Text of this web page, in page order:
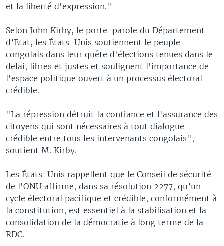
et la liberté d'expression."
Selon John Kirby, le porte-parole du Département
d’Etat, les États-Unis soutiennent le peuple
congolais dans leur quête d'élections tenues dans le
delai, libres et justes et soulignent l'importance de
l'espace politique ouvert à un processus électoral
crédible.
"La répression détruit la confiance et l'assurance des
citoyens qui sont nécessaires à tout dialogue
crédible entre tous les intervenants congolais",
soutient M. Kirby.
Les États-Unis rappellent que le Conseil de sécurité
de l'ONU affirme, dans sa résolution 2277, qu’un
cycle électoral pacifique et crédible, conformément à
la constitution, est essentiel à la stabilisation et la
consolidation de la démocratie à long terme de la
RDC.